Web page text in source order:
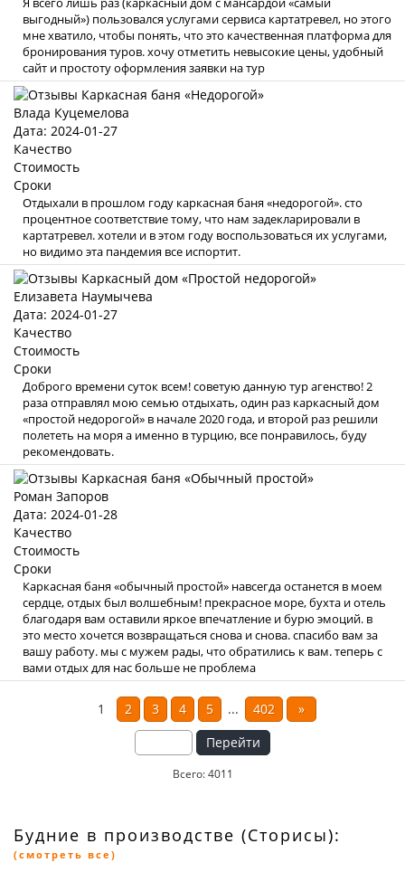
выгодный») пользовался услугами сервиса картатревел, но этого
мне хватило, чтобы понять, что это качественная платформа для
бронирования туров. хочу отметить невысокие цены, удобный
сайт и простоту оформления заявки на тур
Влада Куцемелова
Дата: 2024-01-27
Качество
Стоимость
Сроки
Отдыхали в прошлом году каркасная баня «недорогой». сто
процентное соответствие тому, что нам задекларировали в
картатревел. хотели и в этом году воспользоваться их услугами,
но видимо эта пандемия все испортит.
Елизавета Наумычева
Дата: 2024-01-27
Качество
Стоимость
Сроки
Доброго времени суток всем! советую данную тур агенство! 2
раза отправлял мою семью отдыхать, один раз каркасный дом
«простой недорогой» в начале 2020 года, и второй раз решили
полететь на моря а именно в турцию, все понравилось, буду
рекомендовать.
Роман Запоров
Дата: 2024-01-28
Качество
Стоимость
Сроки
Каркасная баня «обычный простой» навсегда останется в моем
сердце, отдых был волшебным! прекрасное море, бухта и отель
благодаря вам оставили яркое впечатление и бурю эмоций. в
это место хочется возвращаться снова и снова. спасибо вам за
вашу работу. мы с мужем рады, что обратились к вам. теперь с
вами отдых для нас больше не проблема
1 2 3 4 5 ... 402
»
Перейти
Всего: 4011
Будние в производстве (Сторисы):
(смотреть все)